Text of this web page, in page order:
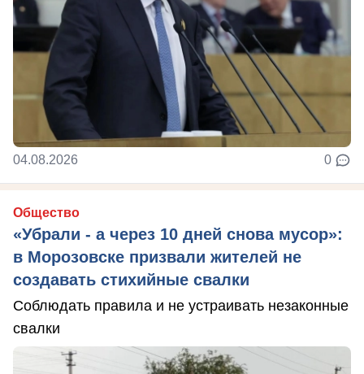
04.08.2026 0
Общество
«Убрали - а через 10 дней снова мусор»:
в Морозовске призвали жителей не
создавать стихийные свалки
Соблюдать правила и не устраивать незаконные
свалки